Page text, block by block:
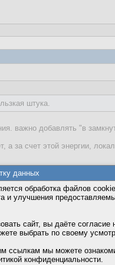
штука.
важно добавлять "в
а за счет этой энергии,
данных
обработка файлов
и улучшения
сайт, вы даёте
выбрать по своему
ссылкам мы можете
конфиденциальности.